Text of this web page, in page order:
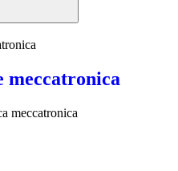
meccatronica